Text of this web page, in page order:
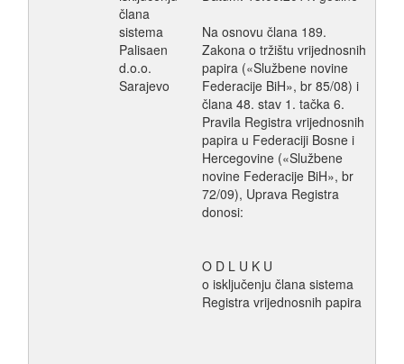
člana
sistema
Palisaen
d.o.o.
Sarajevo
Na osnovu člana 189.
Zakona o tržištu vrijednosnih
papira («Službene novine
Federacije BiH», br 85/08) i
člana 48. stav 1. tačka 6.
Pravila Registra vrijednosnih
papira u Federaciji Bosne i
Hercegovine («Službene
novine Federacije BiH», br
72/09), Uprava Registra
donosi:
O D L U K U
o isključenju člana sistema
Registra vrijednosnih papira